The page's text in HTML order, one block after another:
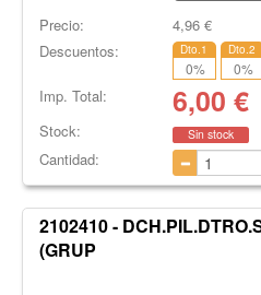
Precio: 4,96€
Descuentos:
Dto.1
0%
Dto.2
0%
Imp. Total: 6,00 €
Stock: Sin stock
Cantidad:
2102410 -
(GRUP